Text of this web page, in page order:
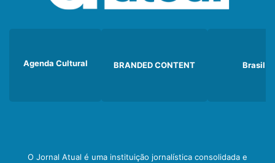
Agenda Cultural BRANDED CONTENT Brasil
O Jornal Atual é uma instituição jornalística consolidada e